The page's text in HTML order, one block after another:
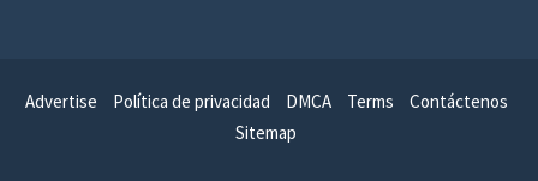
Advertise Política de privacidad DMCA Terms
Contáctenos
Sitemap